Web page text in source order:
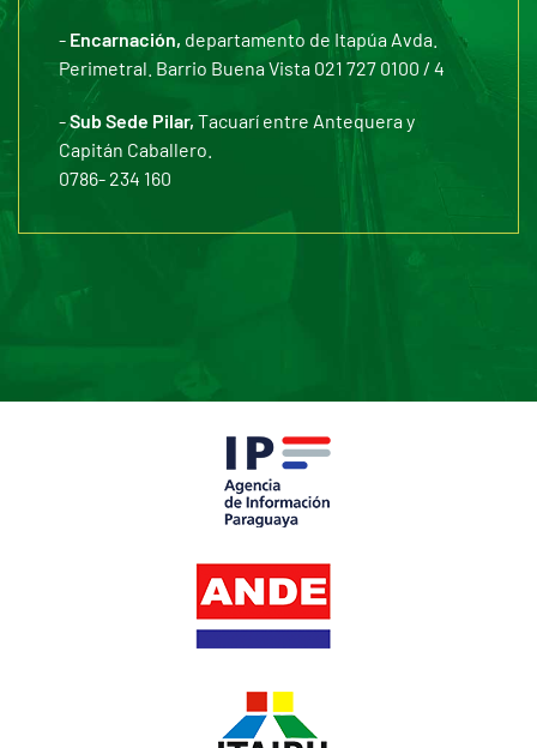
- Encarnación, departamento de Itapúa Avda.
Perimetral. Barrio Buena Vista 021 727 0100 / 4
-Sub Sede Pilar, Tacuarí entre Antequera y
Capitán Caballero.
0786- 234 160